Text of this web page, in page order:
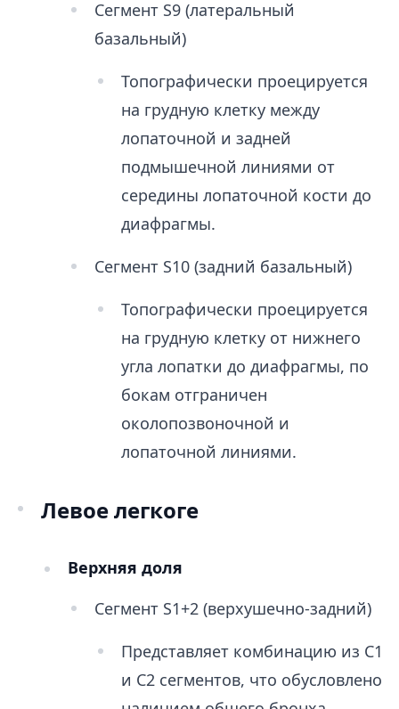
Сегмент S9 (латеральный
базальный)
Топографически проецируется
на грудную клетку между
лопаточной и задней
подмышечной линиями от
середины лопаточной кости до
диафрагмы.
Сегмент S10 (задний базальный)
Топографически проецируется
на грудную клетку от нижнего
угла лопатки до диафрагмы, по
бокам отграничен
околопозвоночной и
лопаточной линиями.
Левое легкоге
Верхняя доля
Сегмент S1+2 (верхушечно-задний)
Представляет комбинацию из С1
и С2 сегментов, что обусловлено